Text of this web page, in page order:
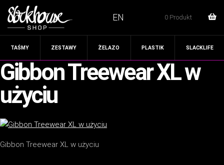
0 Produkt
EN
TAŚMY ZESTAWY ŻELAZO PLASTIK SLACKLIFE
Gibbon Treewear XL w
użyciu
Gibbon Treewear XL w użyciu